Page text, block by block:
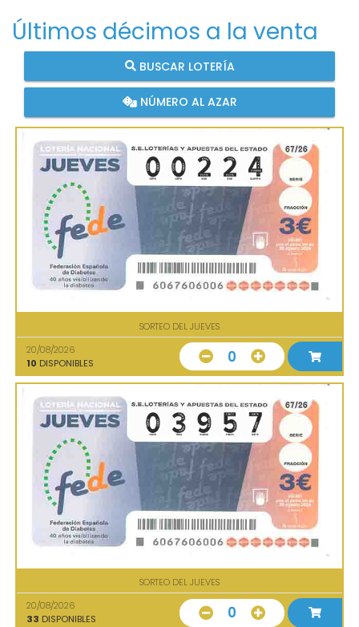
Últimos décimos a la venta
BUSCAR LOTERÍA
NÚMERO AL AZAR
SORTEO DEL JUEVES
20/08/2026
10 DISPONIBLES 0
SORTEO DEL JUEVES
20/08/2026
33 DISPONIBLES 0